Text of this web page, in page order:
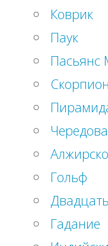
Коврик
Паук
Пасьянс
Скорпион
Гольф
Двадцать
Гадание